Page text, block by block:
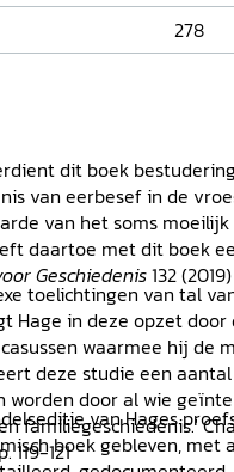
278
dit boek
van eerbesef in de
van het soms
daartoe met dit boek
Geschiedenis132
toelichtingen van tal
Hage in deze opzet
waarmee hij de
deze studie een
worden door al wie
familiegeschiedenis.'
119-121
van Hages
boek gebleven, met